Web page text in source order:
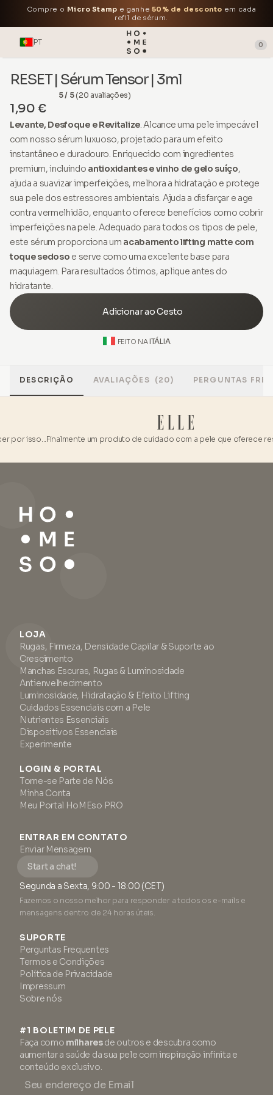
Compre o Micro Stamp e ganhe 50% de desconto em cada
refil de sérum.
PT 0
RESET | Sérum Tensor | 3ml
5 / 5(20 avaliações)
1,90 €
Levante, Desfoque e Revitalize. Alcance uma pele impecável
com nosso sérum luxuoso, projetado para um efeito
instantâneo e duradouro. Enriquecido com ingredientes
premium, incluindo antioxidantes e vinho de gelo suíço,
ajuda a suavizar imperfeições, melhora a hidratação e protege
sua pele dos estressores ambientais. Ajuda a disfarçar e age
contra vermelhidão, enquanto oferece benefícios como cobrir
imperfeições na pele. Adequado para todos os tipos de pele,
este sérum proporciona um acabamento lifting matte com
toque sedoso e serve como uma excelente base para
maquiagem. Para resultados ótimos, aplique antes do
hidratante.
Adicionar ao Cesto
FEITO NAITÁLIA
DESCRIÇÃO AVALIAÇÕES (20) PERGUNTAS
por isso...Finalmente um produto de cuidado com a pele que oferece
LOJA
Rugas, Firmeza, Densidade Capilar & Suporte ao
Crescimento
Manchas Escuras, Rugas & Luminosidade
Antienvelhecimento
Luminosidade, Hidratação & Efeito Lifting
Cuidados Essenciais com a Pele
Nutrientes Essenciais
Dispositivos Essenciais
Experimente
LOGIN & PORTAL
Torne-se Parte de Nós
Minha Conta
Meu Portal HoMEso PRO
ENTRAR EM CONTATO
Enviar Mensagem
Start a chat!
Segunda a Sexta, 9:00 - 18:00 (CET)
Fazemos o nosso melhor para responder a todos os e-mails e
mensagens dentro de 24 horas úteis.
SUPORTE
Perguntas Frequentes
Termos e Condições
Política de Privacidade
Impressum
Sobre nós
#1 BOLETIM DE PELE
Faça como milharesde outros e descubra como
aumentar a saúde da sua pele com inspiração infinita e
conteúdo exclusivo.